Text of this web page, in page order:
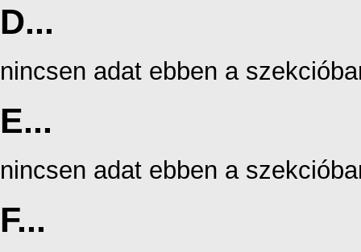
D...
nincsen adat ebben a
E...
nincsen adat ebben a
F...